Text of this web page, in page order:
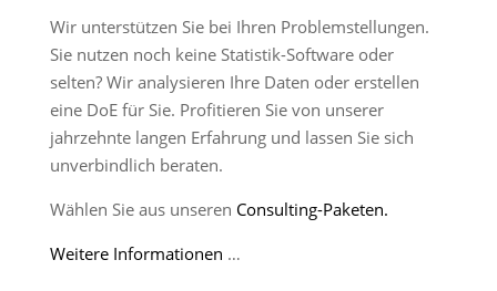
Wir unterstützen Sie bei Ihren Problemstellungen.
Sie nutzen noch keine Statistik-Software oder
selten? Wir analysieren Ihre Daten oder erstellen
eine DoE für Sie. Profitieren Sie von unserer
jahrzehnte langen Erfahrung und lassen Sie sich
unverbindlich beraten.
Wählen Sie aus unseren Consulting-Paketen.
Weitere Informationen …